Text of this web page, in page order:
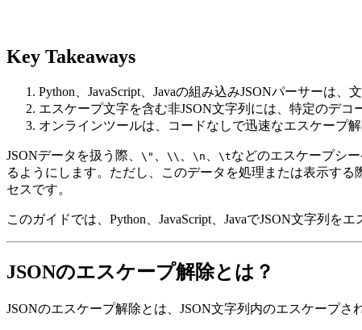
Key Takeaways
Python、JavaScript、Javaの組み込みJSONパーサーは、
エスケープ文字を含む非JSON文字列には、特定のデコ
オンラインツールは、コードなしで迅速なエスケープ解
JSONデータを扱う際、 \" \\ \n \tなどのエスケープシ
るようにします。ただし、このデータを処理または表示す
セスです。
このガイドでは、Python、JavaScript、JavaでJSON文字列を
JSONのエスケープ解除とは？
JSONのエスケープ解除とは、JSON文字列内のエスケープさ